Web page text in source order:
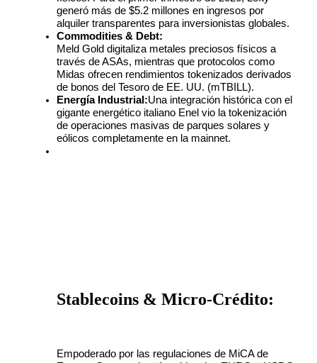
generó más de $5.2 millones en ingresos por
alquiler transparentes para inversionistas globales.
Commodities & Debt:
Meld Gold digitaliza metales preciosos físicos a
través de ASAs, mientras que protocolos como
Midas ofrecen rendimientos tokenizados derivados
de bonos del Tesoro de EE. UU. (mTBILL).
Energía Industrial:Una integración histórica con el
gigante energético italiano Enel vio la tokenización
de operaciones masivas de parques solares y
eólicos completamente en la mainnet.
Stablecoins & Micro-Crédito:
Empoderado por las regulaciones de MiCA de